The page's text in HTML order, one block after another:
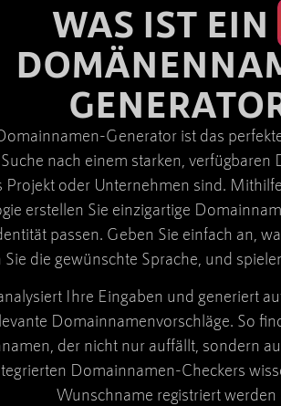
WAS IST EIN
Generator ist das
nach einem starken,
Projekt oder Unternehmen sind.
erstellen Sie einzigartige
passen. Geben Sie einfach an,
die gewünschte Sprache, und
Ihre Eingaben und generiert
Domainnamenvorschläge. So
der nicht nur auffällt, sondern
Domainnamen-Checkers
Wunschname registriert werden